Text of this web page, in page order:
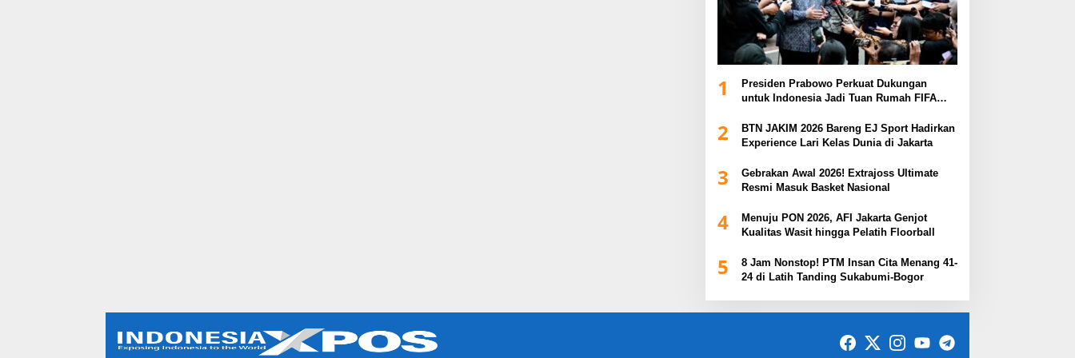
1
Presiden Prabowo Perkuat Dukungan
untuk Indonesia Jadi Tuan Rumah FIFA
Piala Dunia 2030
2
BTN JAKIM 2026 Bareng EJ Sport Hadirkan
Experience Lari Kelas Dunia di Jakarta
3
Gebrakan Awal 2026! Extrajoss Ultimate
Resmi Masuk Basket Nasional
4
Menuju PON 2026, AFI Jakarta Genjot
Kualitas Wasit hingga Pelatih Floorball
5
8 Jam Nonstop! PTM Insan Cita Menang 41-
24 di Latih Tanding Sukabumi-Bogor